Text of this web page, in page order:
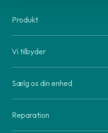
Produkt
Vi tilbyder
Sælg os din enhed
Reparation